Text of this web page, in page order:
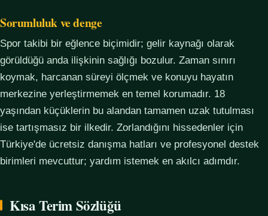
Sorumluluk ve denge
Spor takibi bir eğlence biçimidir; gelir kaynağı olarak
görüldüğü anda ilişkinin sağlığı bozulur. Zaman sınırı
koymak, harcanan süreyi ölçmek ve konuyu hayatın
merkezine yerleştirmemek en temel korumadır. 18
yaşından küçüklerin bu alandan tamamen uzak tutulması
ise tartışmasız bir ilkedir. Zorlandığını hissedenler için
Türkiye'de ücretsiz danışma hatları ve profesyonel destek
birimleri mevcuttur; yardım istemek en akılcı adımdır.
Kısa Terim Sözlüğü